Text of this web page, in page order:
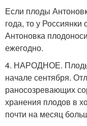
Если плоды
года, то у
Антоновка
ежегодно.
4. НАРОДНОЕ. Плоды
начале сентября.
раносозревающих
хранения плодов в
почти на месяц